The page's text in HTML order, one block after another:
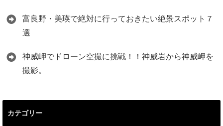
富良野・美瑛で絶対に行っておきたい絶景スポット７
選
神威岬でドローン空撮に挑戦！！神威岩から神威岬を
撮影。
カテゴリー